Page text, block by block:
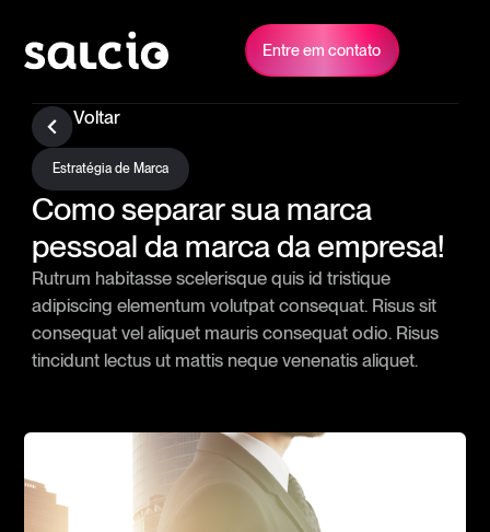
Entre em contato
Voltar
Estratégia de Marca
Como separar sua marca
pessoal da marca da empresa!
Rutrum habitasse scelerisque quis id tristique
adipiscing elementum volutpat consequat. Risus sit
consequat vel aliquet mauris consequat odio. Risus
tincidunt lectus ut mattis neque venenatis aliquet.